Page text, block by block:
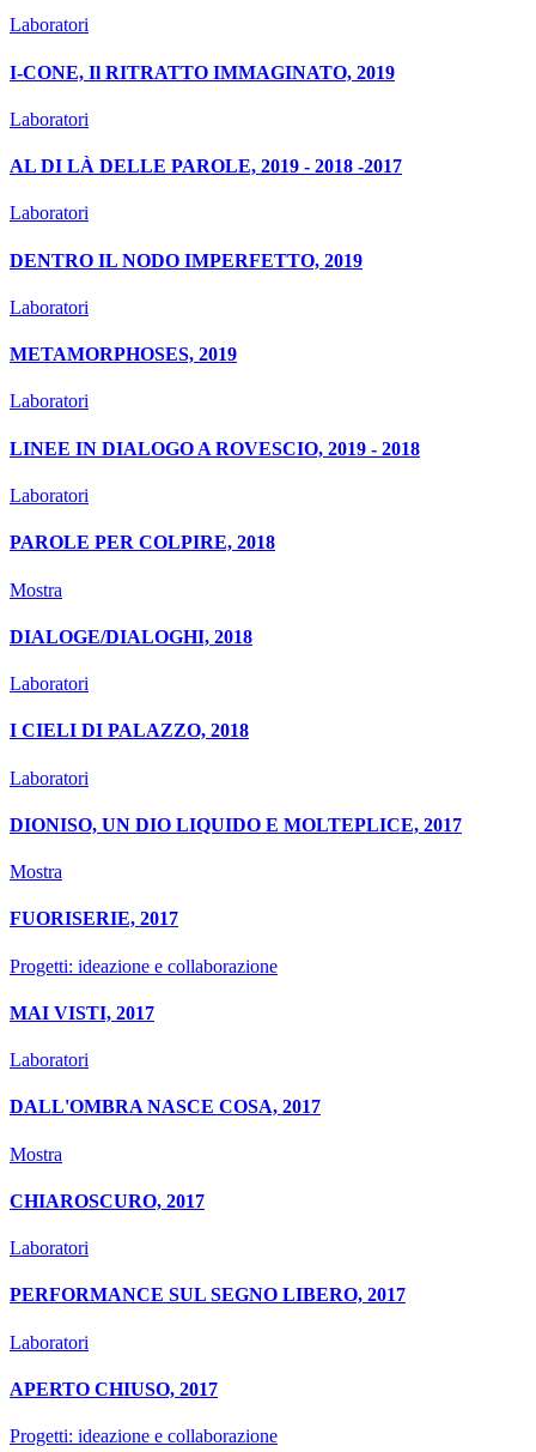
Laboratori
I-CONE, Il RITRATTO IMMAGINATO, 2019
Laboratori
AL DI LÀ DELLE PAROLE, 2019 - 2018 -2017
Laboratori
DENTRO IL NODO IMPERFETTO, 2019
Laboratori
METAMORPHOSES, 2019
Laboratori
LINEE IN DIALOGO A ROVESCIO, 2019 - 2018
Laboratori
PAROLE PER COLPIRE, 2018
Mostra
DIALOGE/DIALOGHI, 2018
Laboratori
I CIELI DI PALAZZO, 2018
Laboratori
DIONISO, UN DIO LIQUIDO E MOLTEPLICE, 2017
Mostra
FUORISERIE, 2017
Progetti: ideazione e collaborazione
MAI VISTI, 2017
Laboratori
DALL'OMBRA NASCE COSA, 2017
Mostra
CHIAROSCURO, 2017
Laboratori
PERFORMANCE SUL SEGNO LIBERO, 2017
Laboratori
APERTO CHIUSO, 2017
Progetti: ideazione e collaborazione